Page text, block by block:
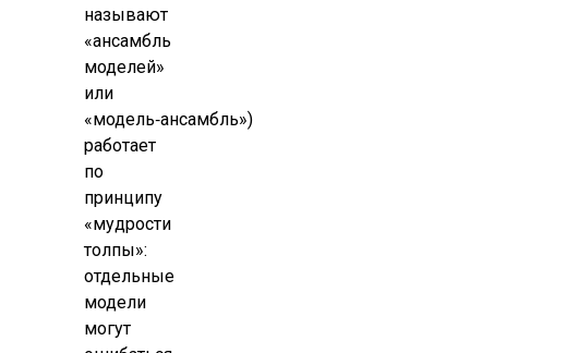
называют
«ансамбль
моделей»
или
«модель‑ансамбль»)
работает
по
принципу
«мудрости
толпы»:
отдельные
модели
могут